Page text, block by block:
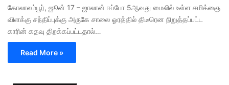
கோலாலம்பூர், ஜூன் 17 – ஜாலான் ஈப்போ 5ஆவது மைலில் உள்ள சமிக்ஞை
விளக்கு சந்திப்புக்கு அருகே சாலை ஓரத்தில் திடீரென நிறுத்தப்பட்ட
காரின் கதவு திறக்கப்பட்டதால்…
Read More »